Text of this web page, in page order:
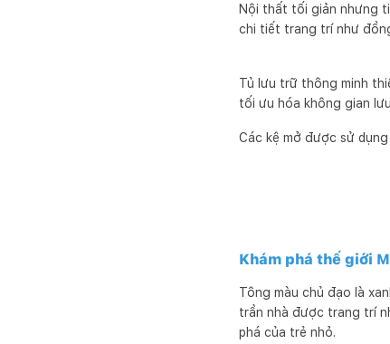
Nội thất tối giản nhưng
chi tiết trang trí như
Tủ lưu trữ thông minh
tối ưu hóa không gian
Các kệ mở được sử
Khám phá thế giới
Tông màu chủ đạo là
trần nhà được trang trí
phá của trẻ nhỏ.